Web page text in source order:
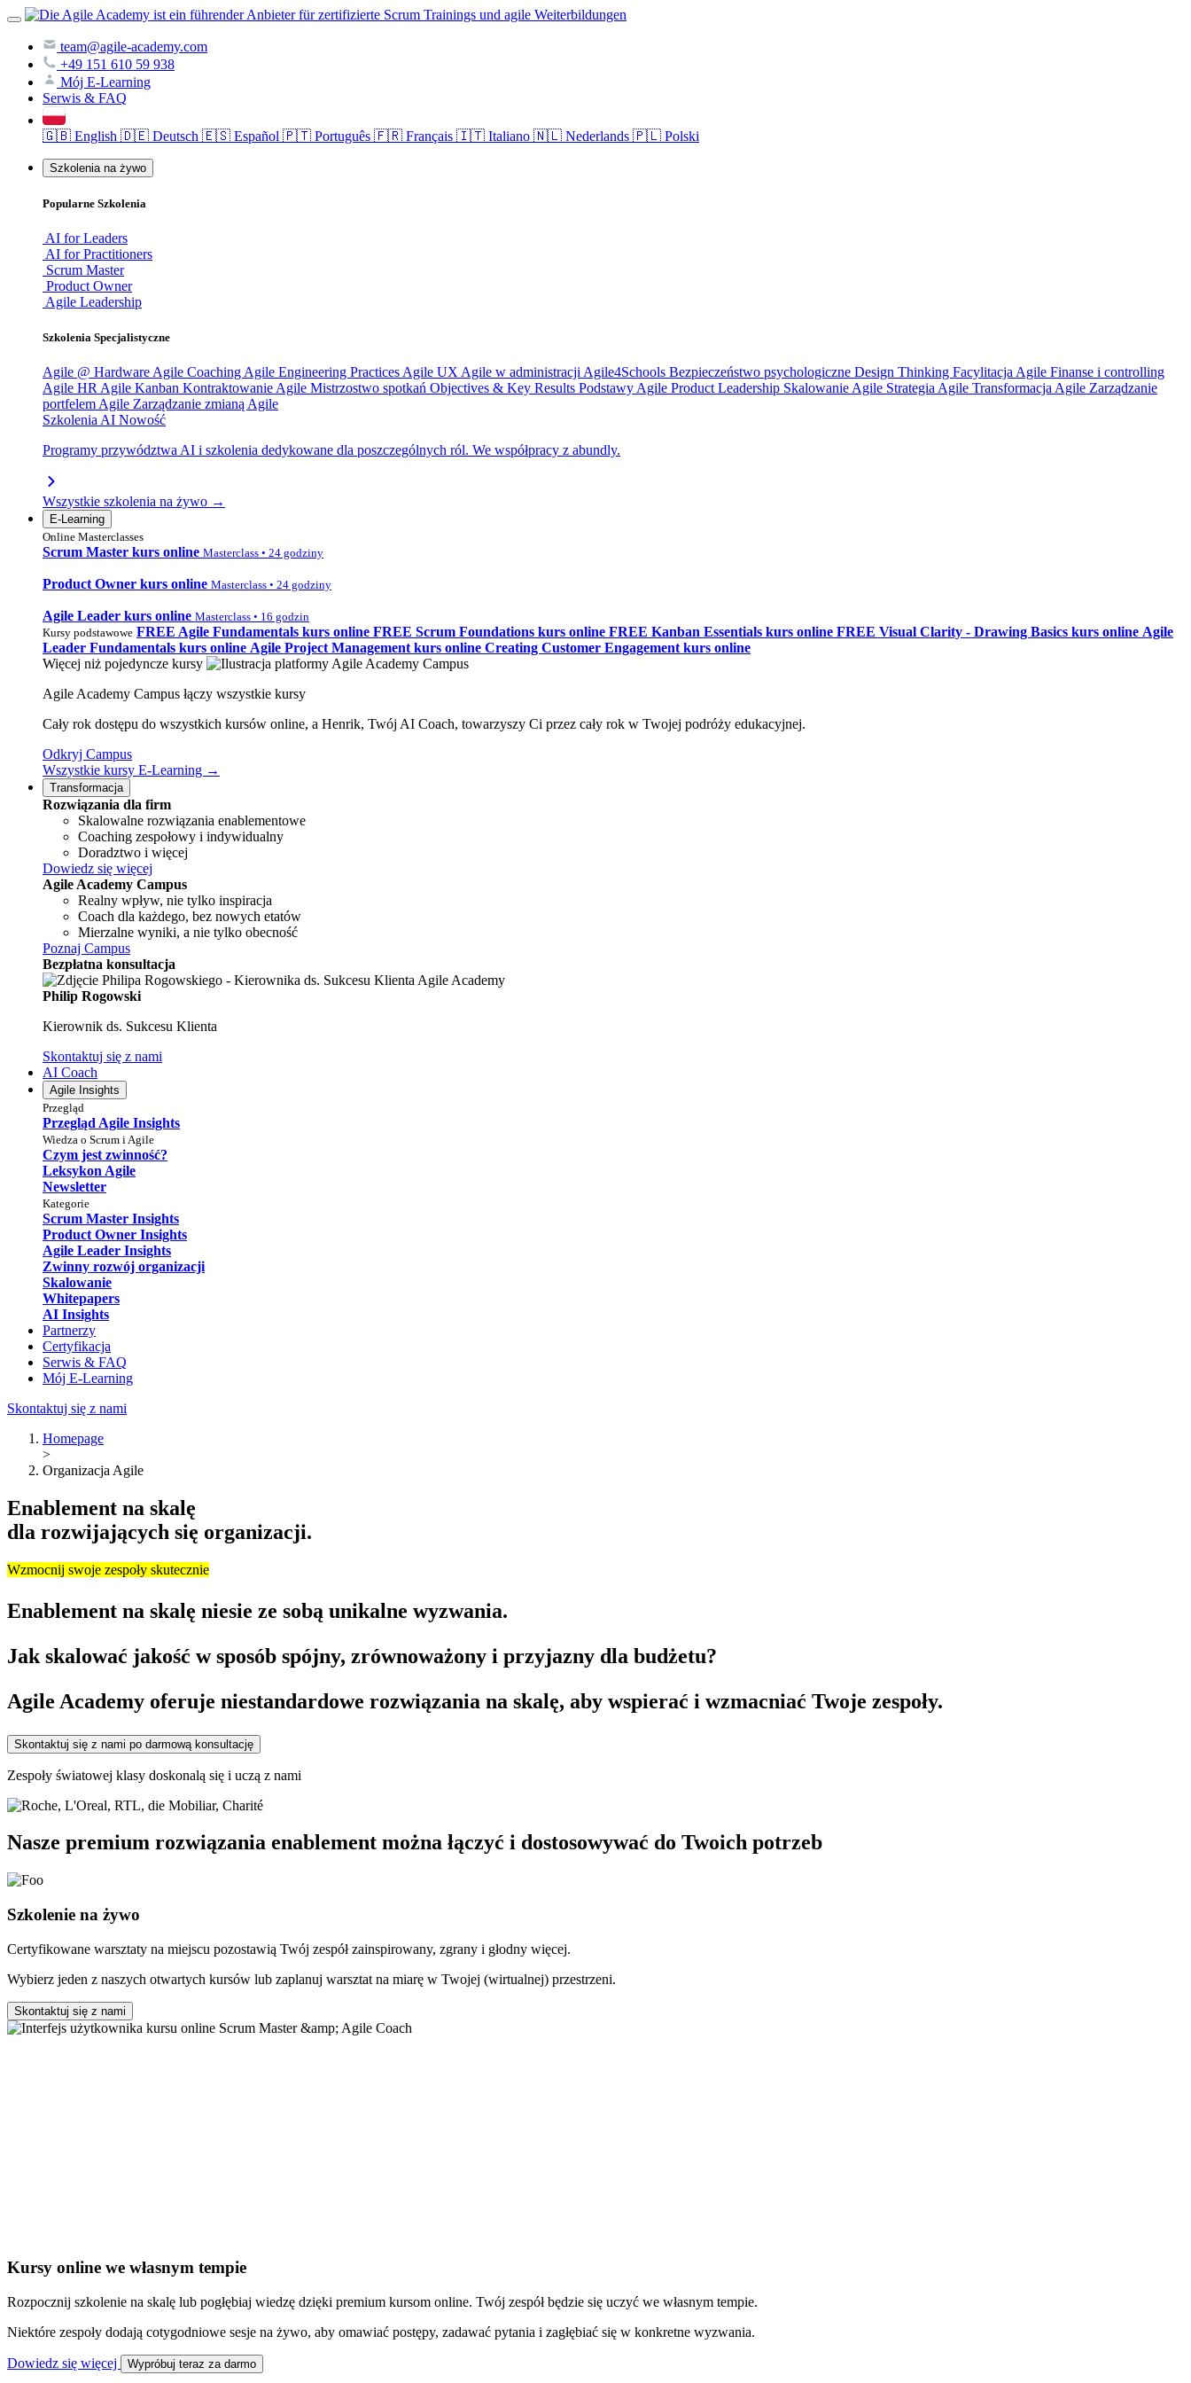
team@agile-academy.com
+49 151 610 59 938
Mój E-Learning
Serwis & FAQ
🇬🇧 English 🇩🇪 Deutsch 🇪🇸 Español 🇵🇹 Português 🇫🇷 Français 🇮🇹 Italiano 🇳🇱 Nederlands 🇵🇱 Polski
Szkolenia na żywo
Popularne Szkolenia
AI for Leaders
AI for Practitioners
Scrum Master
Product Owner
Agile Leadership
Szkolenia Specjalistyczne
Agile @ Hardware Agile Coaching Agile Engineering Practices Agile UX Agile w administracji Agile4Schools Bezpieczeństwo psychologiczne Design Thinking Facylitacja Agile Finanse i controlling
Agile HR Agile Kanban Kontraktowanie Agile Mistrzostwo spotkań Objectives & Key Results Podstawy Agile Product Leadership Skalowanie Agile Strategia Agile Transformacja Agile Zarządzanie
portfelem Agile Zarządzanie zmianą Agile
Szkolenia AI Nowość
Programy przywództwa AI i szkolenia dedykowane dla poszczególnych ról. We współpracy z abundly.
Wszystkie szkolenia na żywo →
E-Learning
Online Masterclasses
Scrum Master kurs online Masterclass • 24 godziny
Product Owner kurs online Masterclass • 24 godziny
Agile Leader kurs online Masterclass • 16 godzin
Kursy podstawowe FREE Agile Fundamentals kurs online FREE Scrum Foundations kurs online FREE Kanban Essentials kurs online FREE Visual Clarity - Drawing Basics kurs online Agile
Leader Fundamentals kurs online Agile Project Management kurs online Creating Customer Engagement kurs online
Więcej niż pojedyncze kursy
Agile Academy Campus łączy wszystkie kursy
Cały rok dostępu do wszystkich kursów online, a Henrik, Twój AI Coach, towarzyszy Ci przez cały rok w Twojej podróży edukacyjnej.
Odkryj Campus
Wszystkie kursy E-Learning →
Transformacja
Rozwiązania dla firm
Skalowalne rozwiązania enablementowe
Coaching zespołowy i indywidualny
Doradztwo i więcej
Dowiedz się więcej
Agile Academy Campus
Realny wpływ, nie tylko inspiracja
Coach dla każdego, bez nowych etatów
Mierzalne wyniki, a nie tylko obecność
Poznaj Campus
Bezpłatna konsultacja
Philip Rogowski
Kierownik ds. Sukcesu Klienta
Skontaktuj się z nami
AI Coach
Agile Insights
Przegląd
Przegląd Agile Insights
Wiedza o Scrum i Agile
Czym jest zwinność?
Leksykon Agile
Newsletter
Kategorie
Scrum Master Insights
Product Owner Insights
Agile Leader Insights
Zwinny rozwój organizacji
Skalowanie
Whitepapers
AI Insights
Partnerzy
Certyfikacja
Serwis & FAQ
Mój E-Learning
Skontaktuj się z nami
Homepage
>
Organizacja Agile
Enablement na skalę
dla rozwijających się organizacji.
Wzmocnij swoje zespoły skutecznie
Enablement na skalę niesie ze sobą unikalne wyzwania.
Jak skalować jakość w sposób spójny, zrównoważony i przyjazny dla budżetu?
Agile Academy oferuje niestandardowe rozwiązania na skalę, aby wspierać i wzmacniać Twoje zespoły.
Skontaktuj się z nami po darmową konsultację
Zespoły światowej klasy doskonalą się i uczą z nami
Nasze premium rozwiązania enablement można łączyć i dostosowywać do Twoich potrzeb
Szkolenie na żywo
Certyfikowane warsztaty na miejscu pozostawią Twój zespół zainspirowany, zgrany i głodny więcej.
Wybierz jeden z naszych otwartych kursów lub zaplanuj warsztat na miarę w Twojej (wirtualnej) przestrzeni.
Skontaktuj się z nami
Kursy online we własnym tempie
Rozpocznij szkolenie na skalę lub pogłębiaj wiedzę dzięki premium kursom online. Twój zespół będzie się uczyć we własnym tempie.
Niektóre zespoły dodają cotygodniowe sesje na żywo, aby omawiać postępy, zadawać pytania i zagłębiać się w konkretne wyzwania.
Dowiedz się więcej Wypróbuj teraz za darmo